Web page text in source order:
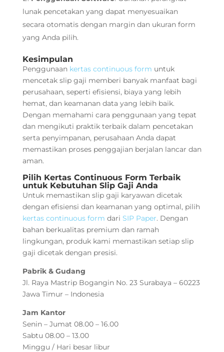
lunak pencetakan yang dapat menyesuaikan
secara otomatis dengan margin dan ukuran form
yang Anda pilih.
Kesimpulan
Penggunaan kertas continuous form untuk
mencetak slip gaji memberi banyak manfaat bagi
perusahaan, seperti efisiensi, biaya yang lebih
hemat, dan keamanan data yang lebih baik.
Dengan memahami cara penggunaan yang tepat
dan mengikuti praktik terbaik dalam pencetakan
serta penyimpanan, perusahaan Anda dapat
memastikan proses penggajian berjalan lancar dan
aman.
Pilih Kertas Continuous Form Terbaik
untuk Kebutuhan Slip Gaji Anda
Untuk memastikan slip gaji karyawan dicetak
dengan efisiensi dan keamanan yang optimal, pilih
kertas continuous form dari SIP Paper. Dengan
bahan berkualitas premium dan ramah
lingkungan, produk kami memastikan setiap slip
gaji dicetak dengan presisi.
Pabrik & Gudang
Jl. Raya Mastrip Bogangin No. 23 Surabaya – 60223
Jawa Timur – Indonesia
Jam Kantor
Senin – Jumat 08.00 – 16.00
Sabtu 08.00 – 13.00
Minggu / Hari besar libur